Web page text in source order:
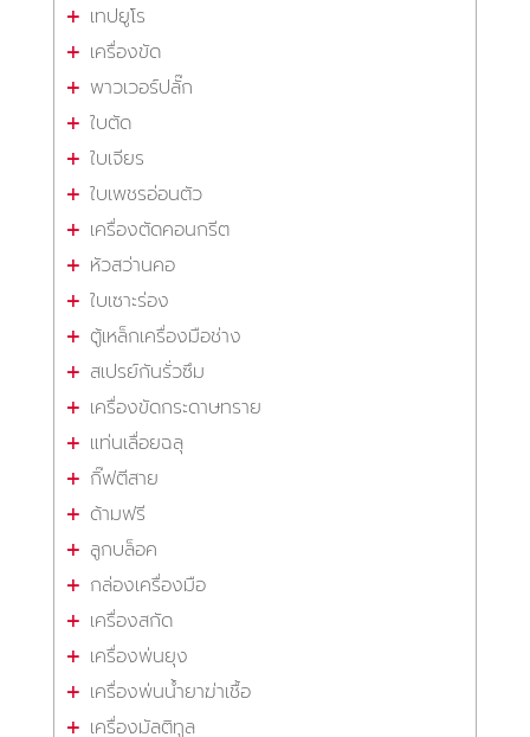
เทปยูโร
เครื่องขัด
พาวเวอร์ปลั๊ก
ใบตัด
ใบเจียร
ใบเพชรอ่อนตัว
เครื่องตัดคอนกรีต
หัวสว่านคอ
ใบเซาะร่อง
ตู้เหล็กเครื่องมือช่าง
สเปรย์กันรั่วซึม
เครื่องขัดกระดาษทราย
แท่นเลื่อยฉลุ
กิ๊ฟตีสาย
ด้ามฟรี
ลูกบล็อค
กล่องเครื่องมือ
เครื่องสกัด
เครื่องพ่นยุง
เครื่องพ่นน้ำยาฆ่าเชื้อ
เครื่องมัลติทูล